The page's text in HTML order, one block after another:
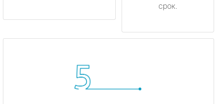
срок.